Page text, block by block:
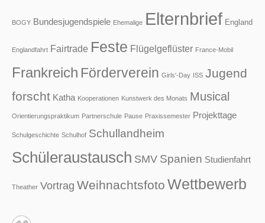
BOGY Bundesjugendspiele Ehemalige Elternbrief England
Englandfahrt Fairtrade Feste Flügelgeflüster France-Mobil
Frankreich Förderverein Girls'-Day ISS Jugend
forscht Katha Kooperationen Kunstwerk des Monats Musical
Orientierungspraktikum Partnerschule Pause Praxissemester Projekttage
Schulgeschichte Schulhof Schullandheim
Schüleraustausch SMV Spanien Studienfahrt
Theather Vortrag Weihnachtsfoto Wettbewerb